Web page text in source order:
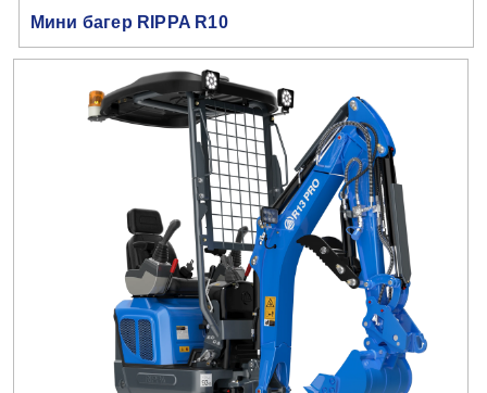
Мини багер RIPPA R10